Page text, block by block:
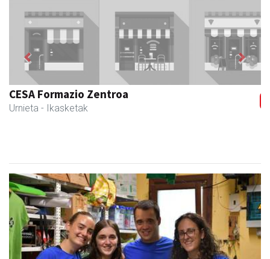
CESA Formazio Zentroa
Urnieta - Ikasketak
Previous Next